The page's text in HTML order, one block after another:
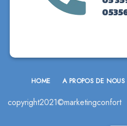
copyright2021©marketingconfort
HOME A PROPOS DE NOUS